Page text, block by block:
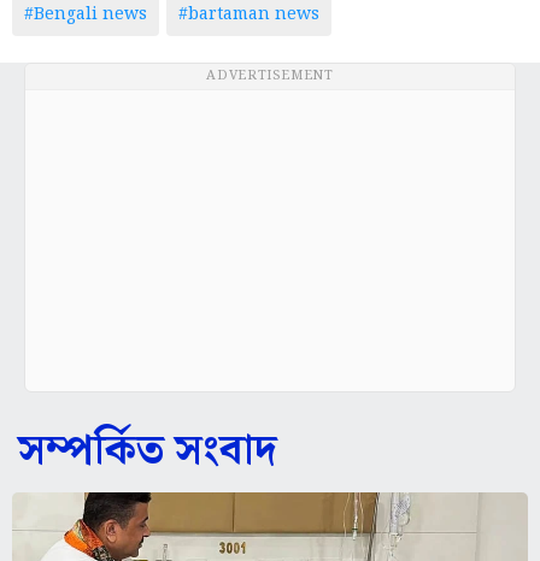
#Bengali news #bartaman news
ADVERTISEMENT
সম্পর্কিত সংবাদ